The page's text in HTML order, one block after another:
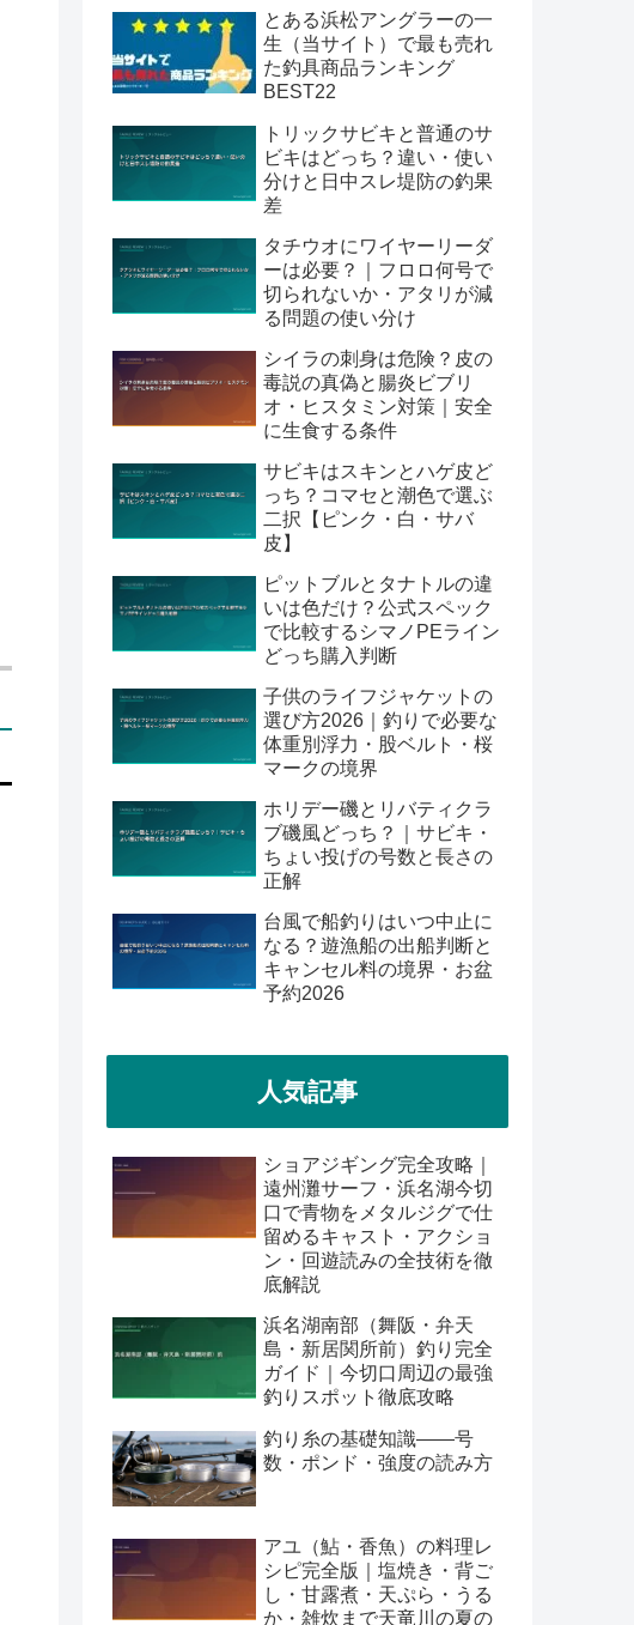
とある浜松アングラーの一
生（当サイト）で最も売れ
た釣具商品ランキング
BEST22
トリックサビキと普通のサ
ビキはどっち？違い・使い
分けと日中スレ堤防の釣果
差
タチウオにワイヤーリーダ
ーは必要？｜フロロ何号で
切られないか・アタリが減
る問題の使い分け
シイラの刺身は危険？皮の
毒説の真偽と腸炎ビブリ
オ・ヒスタミン対策｜安全
に生食する条件
サビキはスキンとハゲ皮ど
っち？コマセと潮色で選ぶ
二択【ピンク・白・サバ
皮】
ピットブルとタナトルの違
いは色だけ？公式スペック
で比較するシマノPEライン
どっち購入判断
子供のライフジャケットの
選び方2026｜釣りで必要な
体重別浮力・股ベルト・桜
マークの境界
ホリデー磯とリバティクラ
ブ磯風どっち？｜サビキ・
ちょい投げの号数と長さの
正解
台風で船釣りはいつ中止に
なる？遊漁船の出船判断と
キャンセル料の境界・お盆
予約2026
人気記事
ショアジギング完全攻略｜
遠州灘サーフ・浜名湖今切
口で青物をメタルジグで仕
留めるキャスト・アクショ
ン・回遊読みの全技術を徹
底解説
浜名湖南部（舞阪・弁天
島・新居関所前）釣り完全
ガイド｜今切口周辺の最強
釣りスポット徹底攻略
釣り糸の基礎知識——号
数・ポンド・強度の読み方
アユ（鮎・香魚）の料理レ
シピ完全版｜塩焼き・背ご
し・甘露煮・天ぷら・うる
か・雑炊まで天竜川の夏の